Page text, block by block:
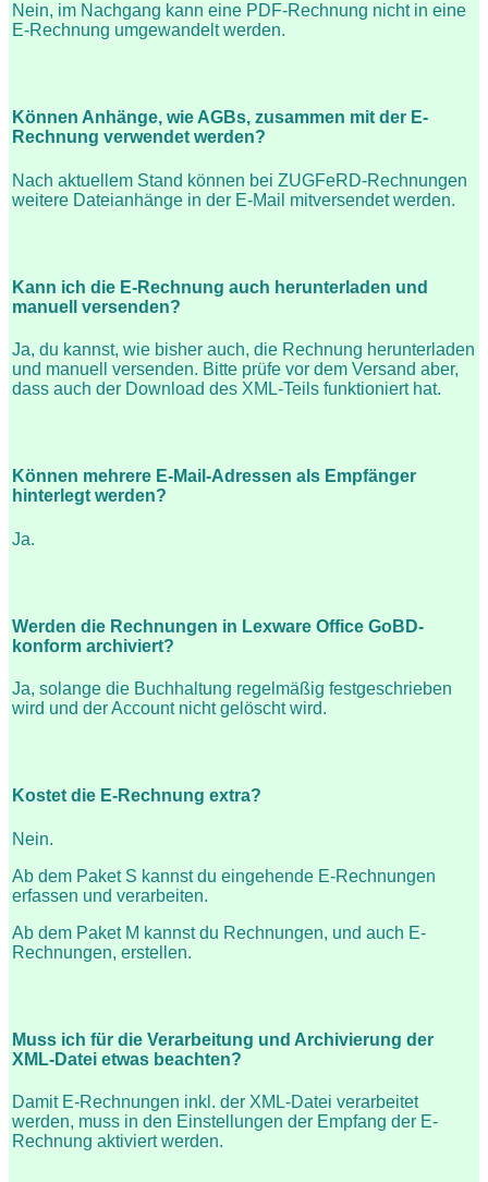
Nein, im Nachgang kann eine PDF-Rechnung nicht in eine
E-Rechnung umgewandelt werden.
Können Anhänge, wie AGBs, zusammen mit der E-
Rechnung verwendet werden?
Nach aktuellem Stand können bei ZUGFeRD-Rechnungen
weitere Dateianhänge in der E-Mail mitversendet werden.
Kann ich die E-Rechnung auch herunterladen und
manuell versenden?
Ja, du kannst, wie bisher auch, die Rechnung herunterladen
und manuell versenden. Bitte prüfe vor dem Versand aber,
dass auch der Download des XML-Teils funktioniert hat.
Können mehrere E-Mail-Adressen als Empfänger
hinterlegt werden?
Ja.
Werden die Rechnungen in Lexware Office GoBD-
konform archiviert?
Ja, solange die Buchhaltung regelmäßig festgeschrieben
wird und der Account nicht gelöscht wird.
Kostet die E-Rechnung extra?
Nein.
Ab dem Paket S kannst du eingehende E-Rechnungen
erfassen und verarbeiten.
Ab dem Paket M kannst du Rechnungen, und auch E-
Rechnungen, erstellen.
Muss ich für die Verarbeitung und Archivierung der
XML-Datei etwas beachten?
Damit E-Rechnungen inkl. der XML-Datei verarbeitet
werden, muss in den Einstellungen der Empfang der E-
Rechnung aktiviert werden.